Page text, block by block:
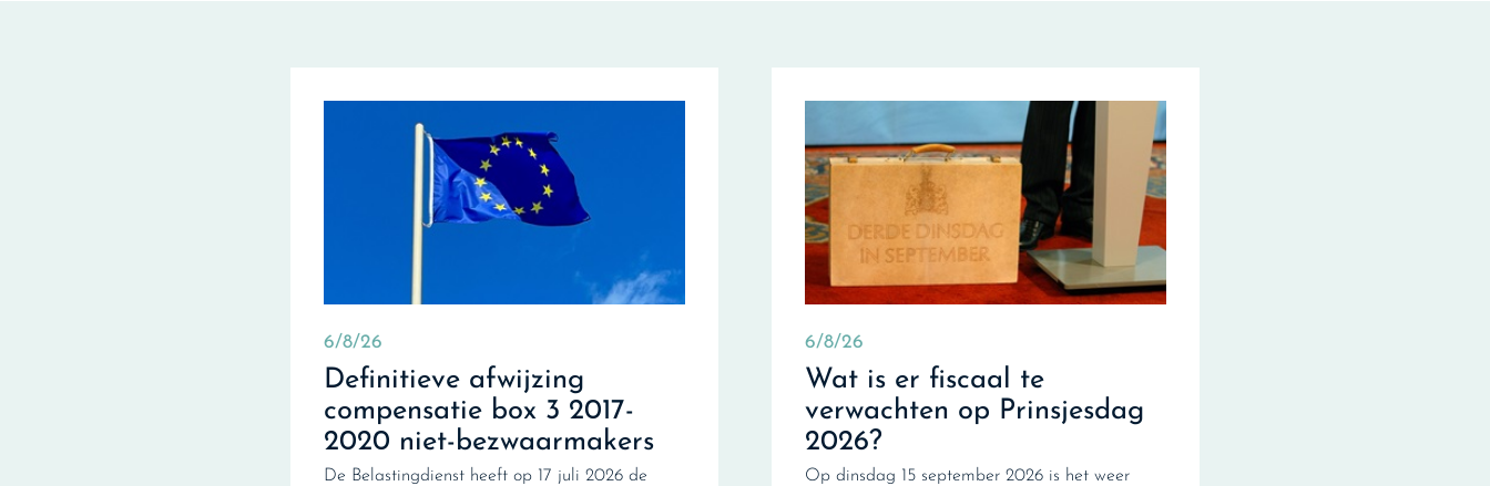
6/8/26
Definitieve afwijzing
compensatie box 3 2017-
2020 niet-bezwaarmakers
De Belastingdienst heeft op 17 juli 2026 de
6/8/26
Wat is er fiscaal te
verwachten op Prinsjesdag
2026?
Op dinsdag 15 september 2026 is het weer